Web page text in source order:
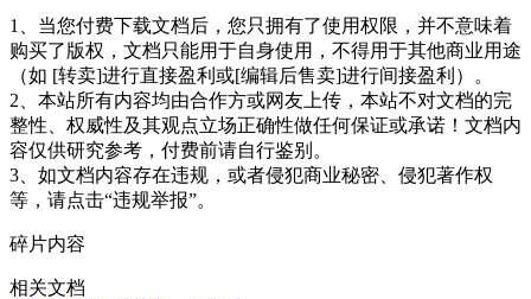
1、当您付费下载文档后，您只拥有了使用权限，并不意味着
购买了版权，文档只能用于自身使用，不得用于其他商业用途
（如 [转卖]进行直接盈利或[编辑后售卖]进行间接盈利）。
2、本站所有内容均由合作方或网友上传，本站不对文档的完
整性、权威性及其观点立场正确性做任何保证或承诺！文档内
容仅供研究参考，付费前请自行鉴别。
3、如文档内容存在违规，或者侵犯商业秘密、侵犯著作权
等，请点击“违规举报”。
碎片内容
相关文档